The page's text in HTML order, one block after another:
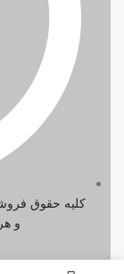
کلیه حقوق
و